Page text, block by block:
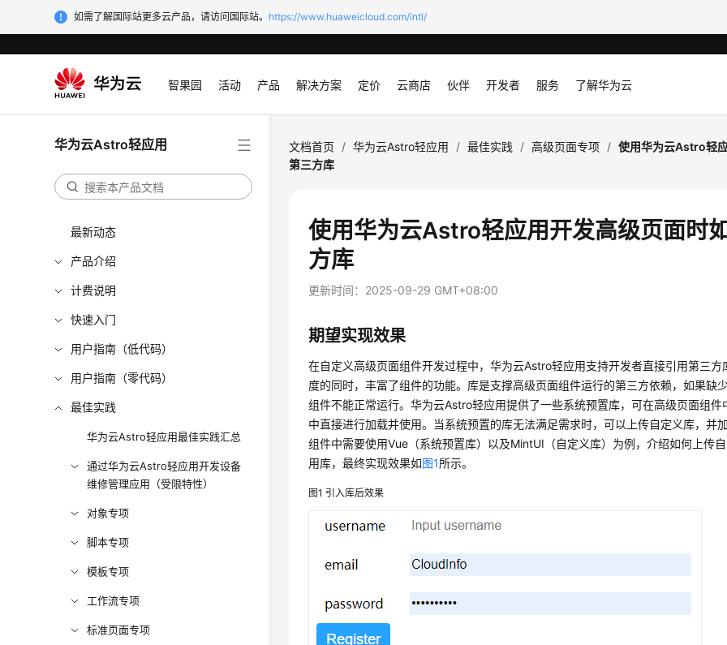
如需了解国际站更多云产品，请访问国际站。 https://www.huaweicloud.com/intl/
智果园 活动 产品 解决方案 定价 云商店 伙伴 开发者 服务 了解华为云
华为云Astro轻应用
最新动态
产品介绍
计费说明
快速入门
用户指南（低代码）
用户指南（零代码）
最佳实践
华为云Astro轻应用最佳实践汇总
通过华为云Astro轻应用开发设备
维修管理应用（受限特性）
对象专项
脚本专项
模板专项
工作流专项
标准页面专项
文档首页 / 华为云Astro轻应用 / 最佳实践 / 高级页面专项 / 使用华为云Astro轻
第三方库
使用华为云Astro轻应用开发高级页面时
方库
更新时间： 2025-09-29 GMT+08:00
期望实现效果
在自定义高级页面组件开发过程中，华为云Astro轻应用支持开发者直接引用第三
度的同时，丰富了组件的功能。库是支撑高级页面组件运行的第三方依赖，如果缺
组件不能正常运行。华为云Astro轻应用提供了一些系统预置库，可在高级页面组
中直接进行加载并使用。当系统预置的库无法满足需求时，可以上传自定义库，并
组件中需要使用Vue（系统预置库）以及MintUI（自定义库）为例，介绍如何上传
用库，最终实现效果如图1所示。
图1 引入库后效果